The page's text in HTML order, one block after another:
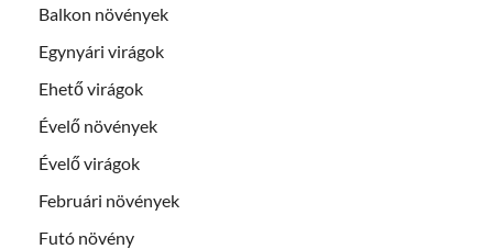
Balkon növények
Egynyári virágok
Ehető virágok
Évelő növények
Évelő virágok
Februári növények
Futó növény